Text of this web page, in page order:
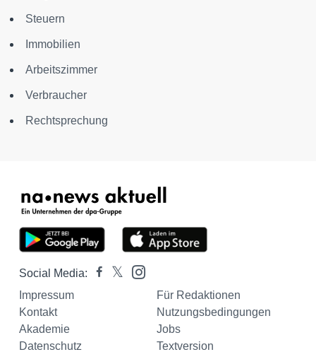
Steuern
Immobilien
Arbeitszimmer
Verbraucher
Rechtsprechung
Social Media:
Impressum
Für Redaktionen
Kontakt
Nutzungsbedingungen
Akademie
Jobs
Datenschutz
Textversion